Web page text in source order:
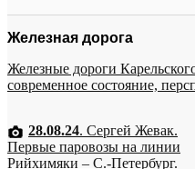
Железная дорога
Железные дороги
современное состояние,
28.08.24. Сергей Жевак.
Первые паровозы на линии
Рийхимяки – С.-Петербург.